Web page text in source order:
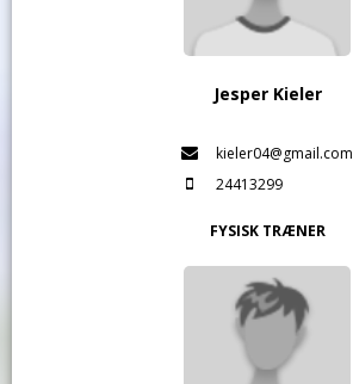
Jesper Kieler
kieler04@gmail.com
24413299
FYSISK TRÆNER